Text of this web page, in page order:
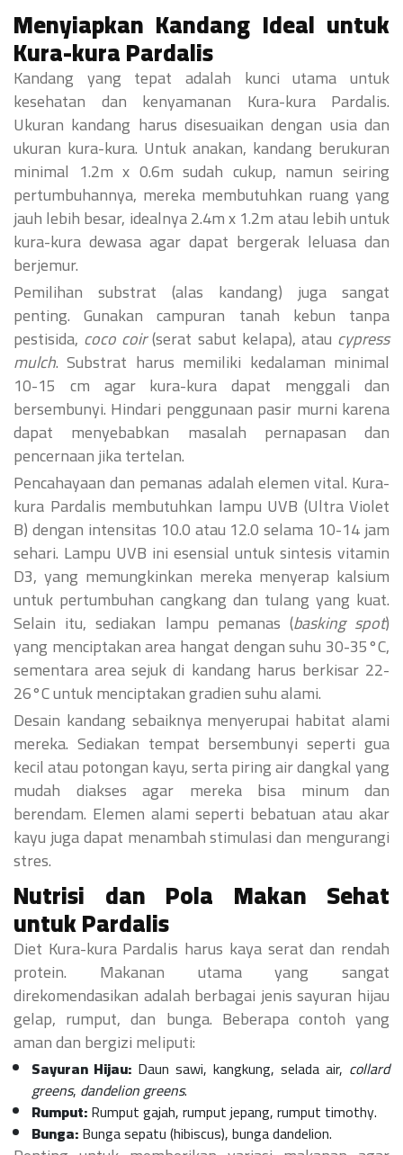
Menyiapkan Kandang Ideal untuk
Kura-kura Pardalis
Kandang yang tepat adalah kunci utama untuk
kesehatan dan kenyamanan Kura-kura Pardalis.
Ukuran kandang harus disesuaikan dengan usia dan
ukuran kura-kura. Untuk anakan, kandang berukuran
minimal 1.2m x 0.6m sudah cukup, namun seiring
pertumbuhannya, mereka membutuhkan ruang yang
jauh lebih besar, idealnya 2.4m x 1.2m atau lebih untuk
kura-kura dewasa agar dapat bergerak leluasa dan
berjemur.
Pemilihan substrat (alas kandang) juga sangat
penting. Gunakan campuran tanah kebun tanpa
pestisida, coco coir(serat sabut kelapa), atau cypress
mulch. Substrat harus memiliki kedalaman minimal
10-15 cm agar kura-kura dapat menggali dan
bersembunyi. Hindari penggunaan pasir murni karena
dapat menyebabkan masalah pernapasan dan
pencernaan jika tertelan.
Pencahayaan dan pemanas adalah elemen vital. Kura-
kura Pardalis membutuhkan lampu UVB (Ultra Violet
B) dengan intensitas 10.0 atau 12.0 selama 10-14 jam
sehari. Lampu UVB ini esensial untuk sintesis vitamin
D3, yang memungkinkan mereka menyerap kalsium
untuk pertumbuhan cangkang dan tulang yang kuat.
Selain itu, sediakan lampu pemanas (basking spot)
yang menciptakan area hangat dengan suhu 30-35°C,
sementara area sejuk di kandang harus berkisar 22-
26°C untuk menciptakan gradien suhu alami.
Desain kandang sebaiknya menyerupai habitat alami
mereka. Sediakan tempat bersembunyi seperti gua
kecil atau potongan kayu, serta piring air dangkal yang
mudah diakses agar mereka bisa minum dan
berendam. Elemen alami seperti bebatuan atau akar
kayu juga dapat menambah stimulasi dan mengurangi
stres.
Nutrisi dan Pola Makan Sehat
untuk Pardalis
Diet Kura-kura Pardalis harus kaya serat dan rendah
protein. Makanan utama yang sangat
direkomendasikan adalah berbagai jenis sayuran hijau
gelap, rumput, dan bunga. Beberapa contoh yang
aman dan bergizi meliputi:
Sayuran Hijau: Daun sawi, kangkung, selada air, collard
greens, dandelion greens.
Rumput:Rumput gajah, rumput jepang, rumput timothy.
Bunga:Bunga sepatu (hibiscus), bunga dandelion.